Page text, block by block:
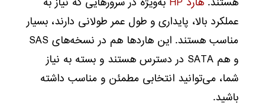
عملکرد بالا، پایداری و طول عمر طولانی دارند، بسیار
مناسب هستند. این هاردها هم در نسخه‌های SAS
و هم SATA در دسترس هستند و بسته به نیاز
شما، می‌توانید انتخابی مطمئن و مناسب داشته
باشید.